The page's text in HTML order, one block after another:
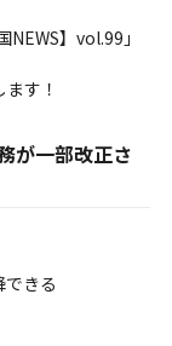
】vol.99」
す！
が一部改正さ
きる